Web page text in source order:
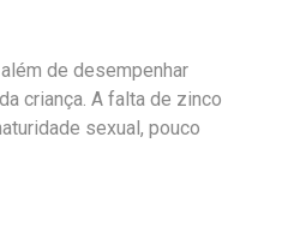
de desempenhar
criança. A falta de zinco
sexual, pouco